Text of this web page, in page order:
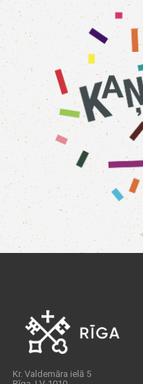
Kr. Valdemāra ielā 5